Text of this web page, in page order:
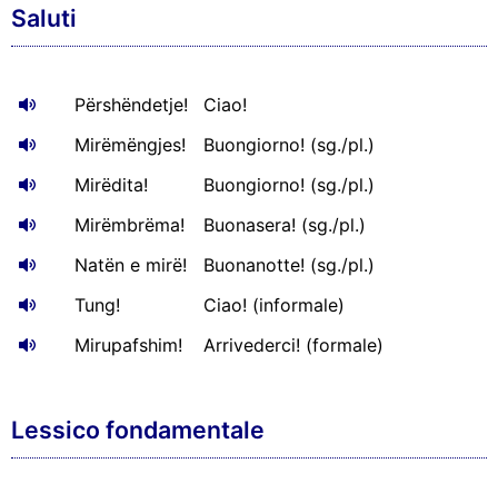
Saluti
Përshëndetje!
Ciao!
Mirëmëngjes!
Buongiorno! (sg./pl.)
Mirëdita!
Buongiorno! (sg./pl.)
Mirëmbrëma!
Buonasera! (sg./pl.)
Natën e mirë!
Buonanotte! (sg./pl.)
Tung!
Ciao! (informale)
Mirupafshim!
Arrivederci! (formale)
Lessico fondamentale